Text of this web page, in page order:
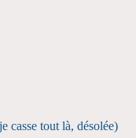
casse tout là, désolée)